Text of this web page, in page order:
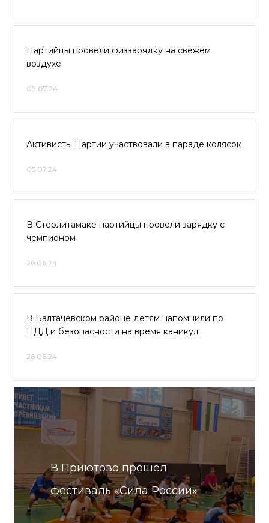
Партийцы провели физзарядку на свежем
воздухе
09.07.24
Активисты Партии участвовали в параде колясок
05.07.24
В Стерлитамаке партийцы провели зарядку с
чемпионом
26.06.24
В Балтачевском районе детям напомнили по
ПДД и безопасности на время каникул
26.06.24
В Приютово прошел
фестиваль «Сила России»